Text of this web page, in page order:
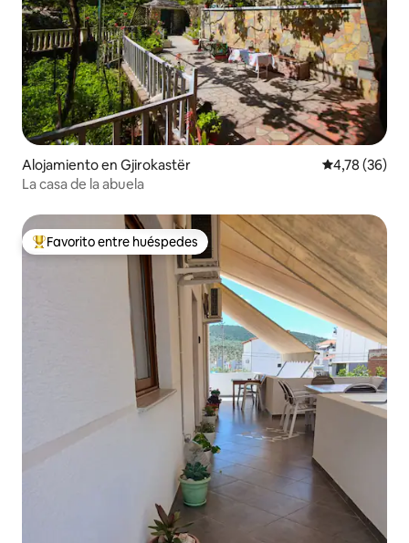
Alojamiento en Gjirokastër Calificación
4,78 (36)
La casa de la abuela
Favorito entre los huéspedes más destacados
Favorito entre huéspedes